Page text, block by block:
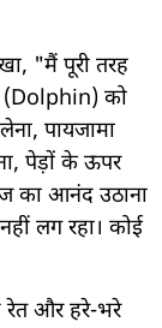
"मैं पूरी तरह
(Dolphin) को
पायजामा
पेड़ों के ऊपर
का आनंद उठाना
लग रहा। कोई
रेत और हरे-भरे